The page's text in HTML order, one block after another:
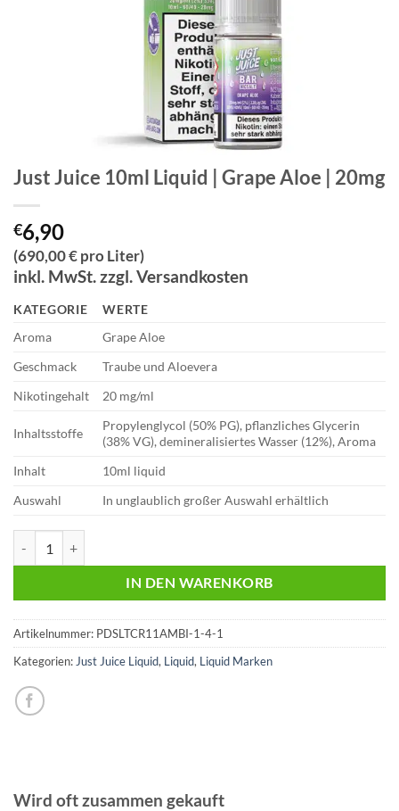
Just Juice 10ml Liquid | Grape Aloe | 20mg
€6,90
(690,00 € pro Liter)
inkl. MwSt. zzgl. Versandkosten
KATEGORIE
WERTE
Aroma
Grape Aloe
Geschmack
Traube und Aloevera
Nikotingehalt
20 mg/ml
Inhaltsstoffe
Propylenglycol (50% PG), pflanzliches Glycerin
(38% VG), demineralisiertes Wasser (12%), Aroma
Inhalt
10ml liquid
Auswahl
In unglaublich großer Auswahl erhältlich
IN DEN WARENKORB
Artikelnummer: PDSLTCR11AMBI-1-4-1
Kategorien: Just Juice Liquid, Liquid, Liquid Marken
Wird oft zusammen gekauft